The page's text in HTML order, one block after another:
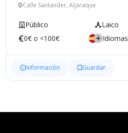
Calle Santander, Aljaraque
Público Laico
0€ o <100€
Idiomas
Información Guardar